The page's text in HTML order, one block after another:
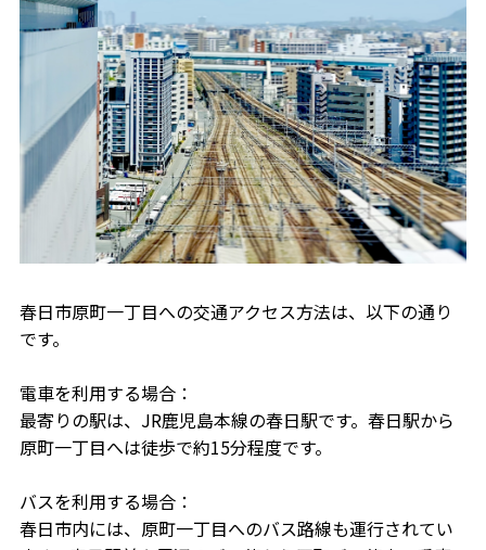
春日市原町一丁目への交通アクセス方法は、以下の通り
です。
電車を利用する場合：
最寄りの駅は、JR鹿児島本線の春日駅です。春日駅から
原町一丁目へは徒歩で約15分程度です。
バスを利用する場合：
春日市内には、原町一丁目へのバス路線も運行されてい